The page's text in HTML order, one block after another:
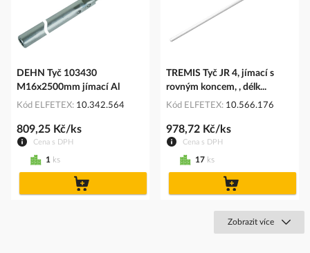
DEHN Tyč 103430
M16x2500mm jímací Al
Kód ELFETEX 10.342.564
Cena s DPH
809,25 Kč/ks
1 ks
TREMIS Tyč JR 4, jímací s
rovným koncem, , délk...
Kód ELFETEX 10.566.176
Cena s DPH
978,72 Kč/ks
17 ks
Zobrazit více